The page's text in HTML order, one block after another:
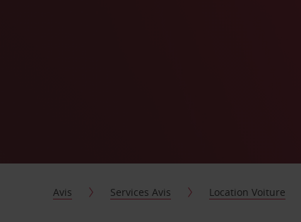
Avis Services Avis Location Voiture